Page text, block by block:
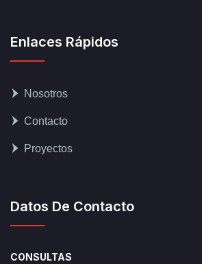
Enlaces Rápidos
Nosotros
Contacto
Proyectos
Datos De Contacto
CONSULTAS